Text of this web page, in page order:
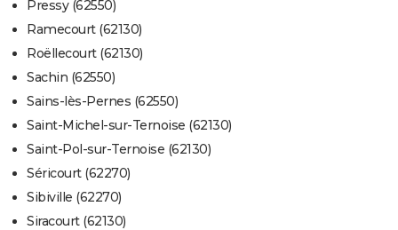
Pressy (62550)
Ramecourt (62130)
Roëllecourt (62130)
Sachin (62550)
Sains-lès-Pernes (62550)
Saint-Michel-sur-Ternoise (62130)
Saint-Pol-sur-Ternoise (62130)
Séricourt (62270)
Sibiville (62270)
Siracourt (62130)